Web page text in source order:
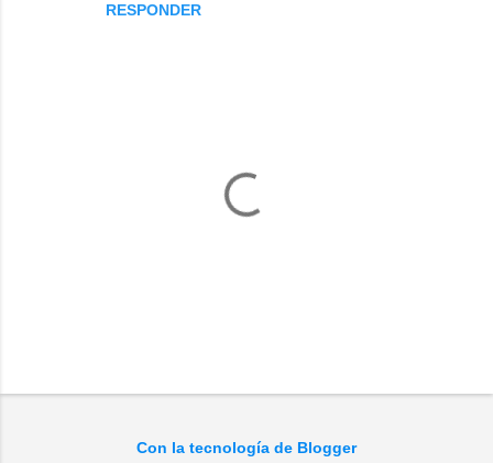
RESPONDER
Con la tecnología de Blogger